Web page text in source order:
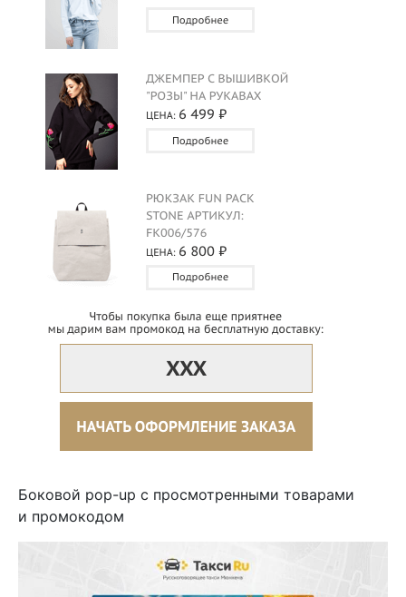
Боковой pop-up с просмотренными товарами
и промокодом